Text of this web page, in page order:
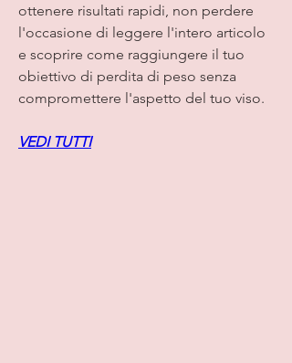
ottenere risultati rapidi, non perdere
l'occasione di leggere l'intero articolo
e scoprire come raggiungere il tuo
obiettivo di perdita di peso senza
compromettere l'aspetto del tuo viso.
VEDI TUTTI